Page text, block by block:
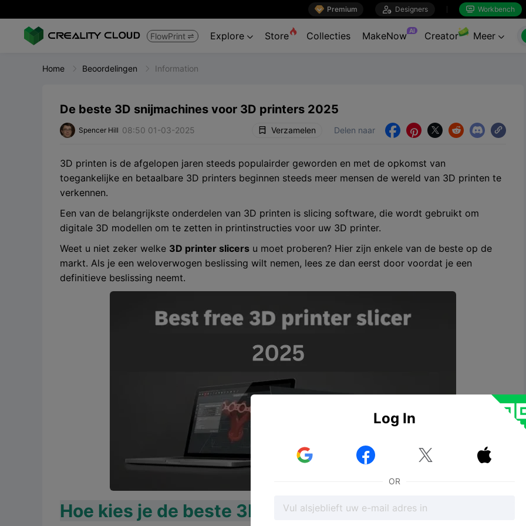
 Premium  Designers  Workbench
FlowPrint  Explore  Store Collecties MakeNow AI Creator Meer 
Home Beoordelingen Information
De beste 3D snijmachines voor 3D printers 2025
Spencer Hill 08:50 01-03-2025 Verzamelen Delen naar     
3D printen is de afgelopen jaren steeds populairder geworden en met de opkomst van
toegankelijke en betaalbare 3D printers beginnen steeds meer mensen de wereld van 3D printen te
verkennen.
Een van de belangrijkste onderdelen van 3D printen is slicing software, die wordt gebruikt om
digitale 3D modellen om te zetten in printinstructies voor uw 3D printer.
Weet u niet zeker welke 3D printer slicers u moet proberen? Hier zijn enkele van de beste op de
markt. Als je een weloverwogen beslissing wilt nemen, lees ze dan eerst door voordat je een
definitieve beslissing neemt.
Hoe kies je de beste 3D printer snijmachine voor 3D
Log In
  
OR